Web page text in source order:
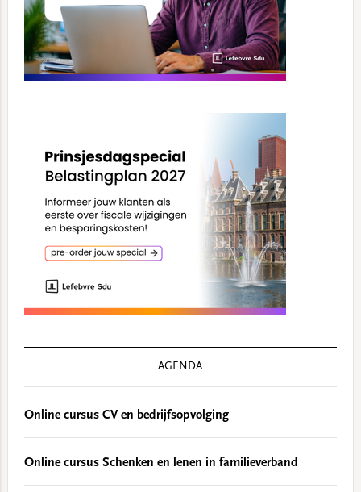
AGENDA
Online cursus CV en bedrijfsopvolging
Online cursus Schenken en lenen in familieverband